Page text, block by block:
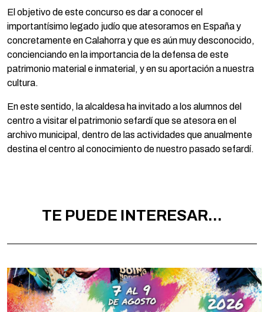
El objetivo de este concurso es dar a conocer el
importantísimo legado judío que atesoramos en España y
concretamente en Calahorra y que es aún muy desconocido,
concienciando en la importancia de la defensa de este
patrimonio material e inmaterial, y en su aportación a nuestra
cultura.
En este sentido, la alcaldesa ha invitado a los alumnos del
centro a visitar el patrimonio sefardí que se atesora en el
archivo municipal, dentro de las actividades que anualmente
destina el centro al conocimiento de nuestro pasado sefardí.
TE PUEDE INTERESAR...